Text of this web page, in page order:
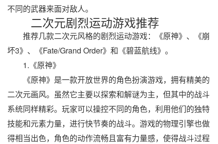
不同的武器来面对敌人。
二次元剧烈运动游戏推荐
推荐几款二次元风格的剧烈运动游戏：《原神》、《崩
坏3》、《Fate/Grand Order》和《碧蓝航线》。
1.《原神》
《原神》是一款开放世界的角色扮演游戏，拥有精美的
二次元画风。虽然它主要以探索和解谜为主，但其中的战斗
系统同样精彩。玩家可以操控不同的角色，利用他们的独特
技能和元素力量，进行快节奏的战斗。游戏的物理引擎也做
得相当出色，角色的动作流畅且富有力量感，使得战斗过程